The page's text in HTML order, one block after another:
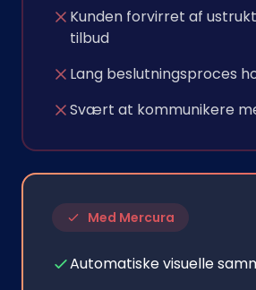
Kunden forvirret af
tilbud
Lang beslutningsproces
Svært at kommunikere
Med Mercura
Automatiske visuelle